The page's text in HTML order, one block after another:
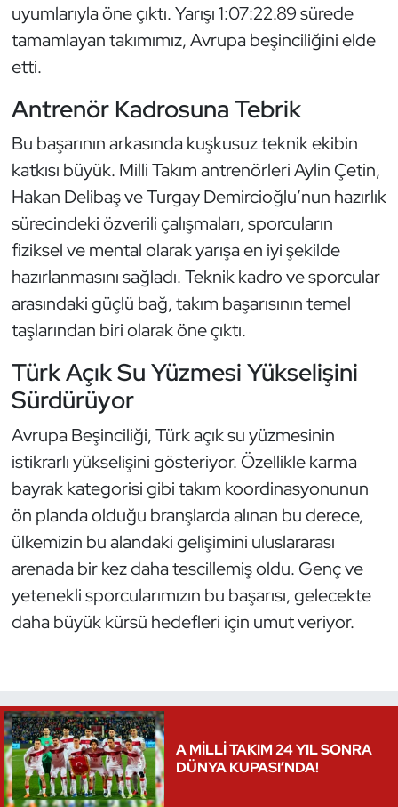
uyumlarıyla öne çıktı. Yarışı 1:07:22.89 sürede
tamamlayan takımımız, Avrupa beşinciliğini elde
etti.
Antrenör Kadrosuna Tebrik
Bu başarının arkasında kuşkusuz teknik ekibin
katkısı büyük. Milli Takım antrenörleri Aylin Çetin,
Hakan Delibaş ve Turgay Demircioğlu’nun hazırlık
sürecindeki özverili çalışmaları, sporcuların
fiziksel ve mental olarak yarışa en iyi şekilde
hazırlanmasını sağladı. Teknik kadro ve sporcular
arasındaki güçlü bağ, takım başarısının temel
taşlarından biri olarak öne çıktı.
Türk Açık Su Yüzmesi Yükselişini
Sürdürüyor
Avrupa Beşinciliği, Türk açık su yüzmesinin
istikrarlı yükselişini gösteriyor. Özellikle karma
bayrak kategorisi gibi takım koordinasyonunun
ön planda olduğu branşlarda alınan bu derece,
ülkemizin bu alandaki gelişimini uluslararası
arenada bir kez daha tescillemiş oldu. Genç ve
yetenekli sporcularımızın bu başarısı, gelecekte
daha büyük kürsü hedefleri için umut veriyor.
A MİLLİ TAKIM 24 YIL SONRA
DÜNYA KUPASI’NDA!
Kempo
Kürek
Masa Tenisi
Modern Pentatlon
Motor Sporları
Muay Thai
Okçuluk
Optimist
Oryantiring
Özel Sporcular
Paralimpik
Ragbi
Satranç
Sualtı Sporları
Tekvando
Tenis